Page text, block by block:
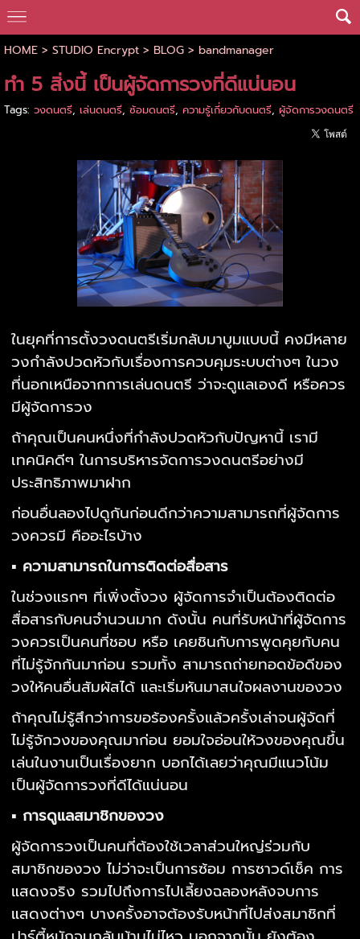
HOME> STUDIO Encrypt> BLOG> bandmanager
ทำ 5 สิ่งนี้ เป็นผู้จัดการวงที่ดีแน่นอน
Tags: วงดนตรี, เล่นดนตรี, ซ้อมดนตรี, ความรู้เกี่ยวกับดนตรี, ผู้จัดการวงดนตรี
ในยุคที่การตั้งวงดนตรีเริ่มกลับมาบูมแบบนี้ คงมีหลาย
วงกำลังปวดหัวกับเรื่องการควบคุมระบบต่างๆ ในวง
ที่นอกเหนือจากการเล่นดนตรี ว่าจะดูแลเองดี หรือควร
มีผู้จัดการวง
ถ้าคุณเป็นคนหนึ่งที่กำลังปวดหัวกับปัญหานี้ เรามี
เทคนิคดีๆ ในการบริหารจัดการวงดนตรีอย่างมี
ประสิทธิภาพมาฝาก
ก่อนอื่นลองไปดูกันก่อนดีกว่าความสามารถที่ผู้จัดการ
วงควรมี คืออะไรบ้าง
▪ ความสามารถในการติดต่อสื่อสาร
ในช่วงแรกๆ ที่เพิ่งตั้งวง ผู้จัดการจำเป็นต้องติดต่อ
สื่อสารกับคนจำนวนมาก ดังนั้น คนที่รับหน้าที่ผู้จัดการ
วงควรเป็นคนที่ชอบ หรือ เคยชินกับการพูดคุยกับคน
ที่ไม่รู้จักกันมาก่อน รวมทั้ง สามารถถ่ายทอดข้อดีของ
วงให้คนอื่นสัมผัสได้ และเริ่มหันมาสนใจผลงานของวง
ถ้าคุณไม่รู้สึกว่าการขอร้องครั้งแล้วครั้งเล่าจนผู้จัดที่
ไม่รู้จักวงของคุณมาก่อน ยอมใจอ่อนให้วงของคุณขึ้น
เล่นในงานเป็นเรื่องยาก บอกได้เลยว่าคุณมีแนวโน้ม
เป็นผู้จัดการวงที่ดีได้แน่นอน
▪ การดูแลสมาชิกของวง
ผู้จัดการวงเป็นคนที่ต้องใช้เวลาส่วนใหญ่ร่วมกับ
สมาชิกของวง ไม่ว่าจะเป็นการซ้อม การซาวด์เช็ค การ
แสดงจริง รวมไปถึงการไปเลี้ยงฉลองหลังจบการ
แสดงต่างๆ บางครั้งอาจต้องรับหน้าที่ไปส่งสมาชิกที่